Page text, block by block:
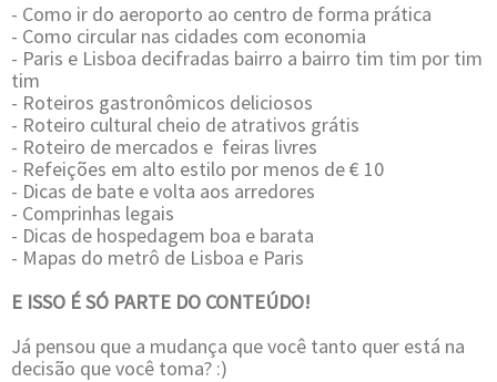
- Como ir do aeroporto ao centro de forma prática
- Como circular nas cidades com economia
- Paris e Lisboa decifradas bairro a bairro tim tim por tim
tim
- Roteiros gastronômicos deliciosos
- Roteiro cultural cheio de atrativos grátis
- Roteiro de mercados e feiras livres
- Refeições em alto estilo por menos de € 10
- Dicas de bate e volta aos arredores
- Comprinhas legais
- Dicas de hospedagem boa e barata
- Mapas do metrô de Lisboa e Paris
E ISSO É SÓ PARTE DO CONTEÚDO!
Já pensou que a mudança que você tanto quer está na
decisão que você toma? :)